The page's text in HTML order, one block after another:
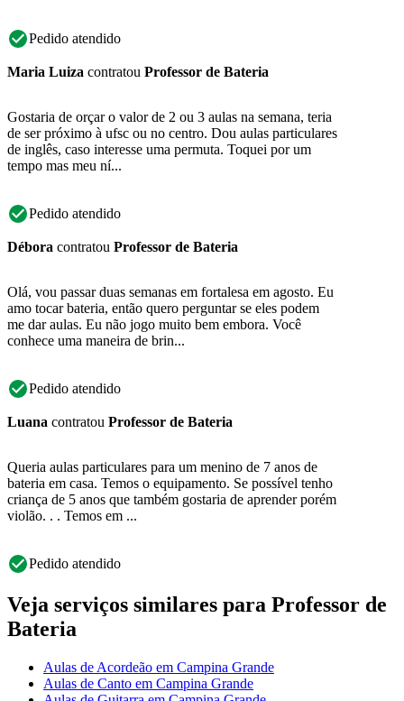
Pedido atendido
Maria Luiza contratou Professor de Bateria
Gostaria de orçar o valor de 2 ou 3 aulas na semana, teria
de ser próximo à ufsc ou no centro. Dou aulas particulares
de inglês, caso interesse uma permuta. Toquei por um
tempo mas meu ní...
Pedido atendido
Débora contratou Professor de Bateria
Olá, vou passar duas semanas em fortalesa em agosto. Eu
amo tocar bateria, então quero perguntar se eles podem
me dar aulas. Eu não jogo muito bem embora. Você
conhece uma maneira de brin...
Pedido atendido
Luana contratou Professor de Bateria
Queria aulas particulares para um menino de 7 anos de
bateria em casa. Temos o equipamento. Se possível tenho
criança de 5 anos que também gostaria de aprender porém
violão. . . Temos em ...
Pedido atendido
Veja serviços similares para Professor de
Bateria
Aulas de Acordeão em Campina Grande
Aulas de Canto em Campina Grande